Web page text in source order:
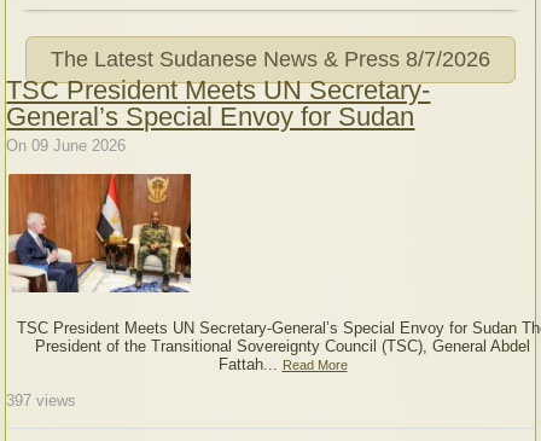
The Latest Sudanese News & Press 8/7/2026
TSC President Meets UN Secretary-
General’s Special Envoy for Sudan
On 09 June 2026
TSC President Meets UN Secretary-General’s Special Envoy for Sudan
President of the Transitional Sovereignty Council (TSC), General Abdel
Fattah...
Read More
397 views